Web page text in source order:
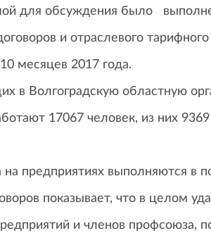
для обсуждения было
и отраслевого тарифного
месяцев 2017 года.
в Волгоградскую областную
17067 человек, из них
на предприятиях выполняются в
показывает, что в целом
и членов профсоюза,